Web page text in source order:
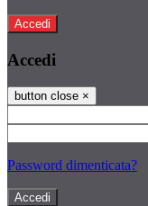
Accedi
Accedi
button close ×
Password dimenticata?